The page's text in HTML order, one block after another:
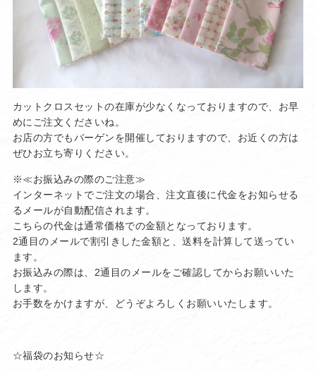
カットクロスセットの在庫が少なくなっておりますので、お早
めにご注文くださいね。
お店の方でもバーゲンを開催しておりますので、お近くの方は
ぜひお立ち寄りください。
※≪お振込みの際のご注意≫
インターネットでご注文の場合、注文直後に代金をお知らせる
るメールが自動配信されます。
こちらの代金は通常価格での金額となっております。
2通目のメールで割引きした金額と、送料を計算して送ってい
ます。
お振込みの際は、2通目のメールをご確認してからお願いいた
します。
お手数をかけますが、どうぞよろしくお願いいたします。
☆福袋のお知らせ☆